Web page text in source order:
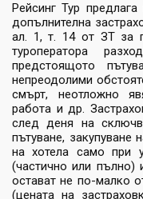
Рейсинг Тур
допълнителна
ал. 1, т. 14 от ЗТ за
туроператора
предстоящото
непреодолими
смърт, неотложно
работа и др.
след деня на
пътуване, закупуване
на хотела само при
(частично или пълно)
остават не по-малко
(цената на